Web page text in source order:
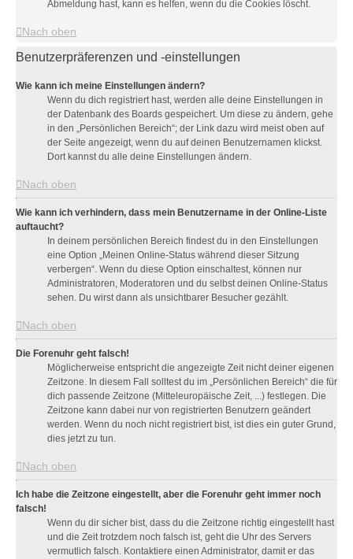
Abmeldung hast, kann es helfen, wenn du die Cookies löscht.
Nach oben
Benutzerpräferenzen und -einstellungen
Wie kann ich meine Einstellungen ändern?
Wenn du dich registriert hast, werden alle deine Einstellungen in
der Datenbank des Boards gespeichert. Um diese zu ändern, gehe
in den „Persönlichen Bereich“; der Link dazu wird meist oben auf
der Seite angezeigt, wenn du auf deinen Benutzernamen klickst.
Dort kannst du alle deine Einstellungen ändern.
Nach oben
Wie kann ich verhindern, dass mein Benutzername in der Online-Liste
auftaucht?
In deinem persönlichen Bereich findest du in den Einstellungen
eine Option „Meinen Online-Status während dieser Sitzung
verbergen“. Wenn du diese Option einschaltest, können nur
Administratoren, Moderatoren und du selbst deinen Online-Status
sehen. Du wirst dann als unsichtbarer Besucher gezählt.
Nach oben
Die Forenuhr geht falsch!
Möglicherweise entspricht die angezeigte Zeit nicht deiner eigenen
Zeitzone. In diesem Fall solltest du im „Persönlichen Bereich“ die für
dich passende Zeitzone (Mitteleuropäische Zeit, ...) festlegen. Die
Zeitzone kann dabei nur von registrierten Benutzern geändert
werden. Wenn du noch nicht registriert bist, ist dies ein guter Grund,
dies jetzt zu tun.
Nach oben
Ich habe die Zeitzone eingestellt, aber die Forenuhr geht immer noch
falsch!
Wenn du dir sicher bist, dass du die Zeitzone richtig eingestellt hast
und die Zeit trotzdem noch falsch ist, geht die Uhr des Servers
vermutlich falsch. Kontaktiere einen Administrator, damit er das